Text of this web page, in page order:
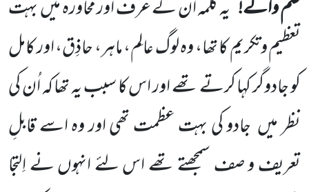
علم والے!‘‘یہ کلمہ اُن کے عرف اور مُحاورہ میںبہت
تعظیم وتکریم کا تھا، وہ لوگ عالِم، ماہر، حاذِق، اور کامل
کو جادوگر کہا کرتے تھے اور اس کا سبب یہ تھا کہ اُن کی
نظر میں جادو کی بہت عظمت تھی اور وہ اسے قابلِ
تعریف و صف سمجھتے تھے اس لئے انہوں نے اِلتجا